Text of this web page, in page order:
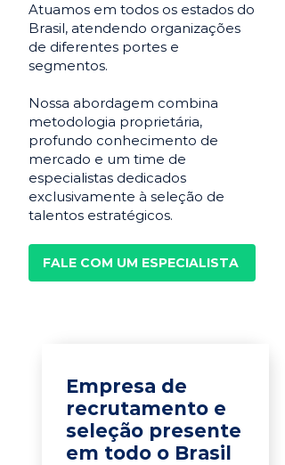
Atuamos em todos os estados do
Brasil, atendendo organizações
de diferentes portes e
segmentos.
Nossa abordagem combina
metodologia proprietária,
profundo conhecimento de
mercado e um time de
especialistas dedicados
exclusivamente à seleção de
talentos estratégicos.
FALE COM UM ESPECIALISTA
Empresa de
recrutamento e
seleção presente
em todo o Brasil